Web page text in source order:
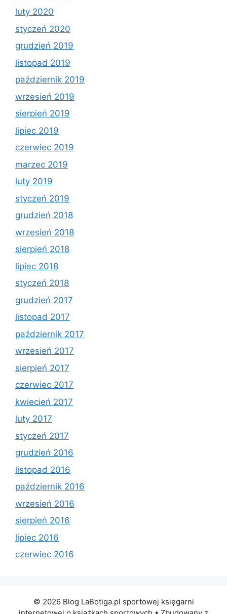
luty 2020
styczeń 2020
grudzień 2019
listopad 2019
październik 2019
wrzesień 2019
sierpień 2019
lipiec 2019
czerwiec 2019
marzec 2019
luty 2019
styczeń 2019
grudzień 2018
wrzesień 2018
sierpień 2018
lipiec 2018
styczeń 2018
grudzień 2017
listopad 2017
październik 2017
wrzesień 2017
sierpień 2017
czerwiec 2017
kwiecień 2017
luty 2017
styczeń 2017
grudzień 2016
listopad 2016
październik 2016
wrzesień 2016
sierpień 2016
lipiec 2016
czerwiec 2016
© 2026 Blog LaBotiga.pl sportowej księgarni